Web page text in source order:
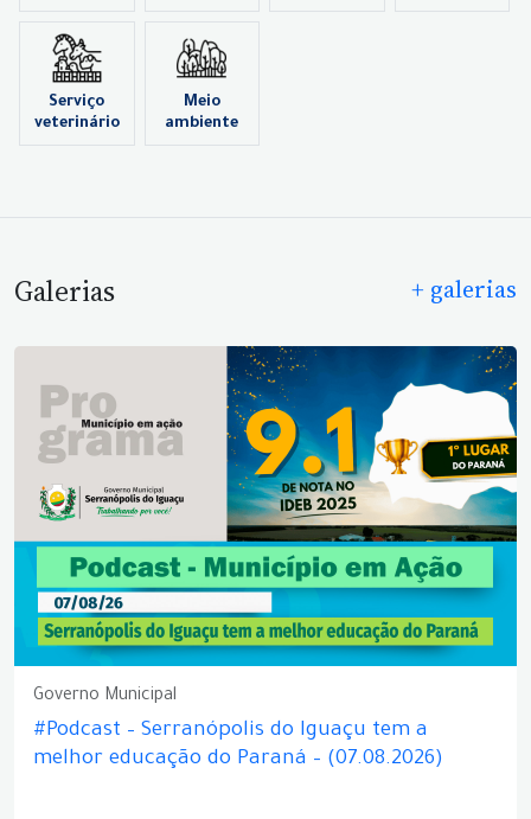
Serviço
veterinário
Meio
ambiente
Galerias + galerias
Governo Municipal
#Podcast – Serranópolis do Iguaçu tem a
melhor educação do Paraná – (07.08.2026)